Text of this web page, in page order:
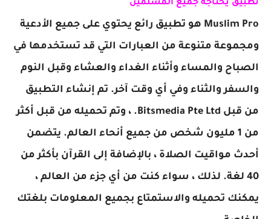
تطبيق يحتاجة جميع المسلمين
Muslim Pro هو تطبيق رائع يحتوي على جميع الأدعية
ومجموعة متنوعة من العبارات التي قد تستخدمها في
الصباح والمساء وأثناء الغداء والعشاء وقبل النوم
والسفر والثناء وفي أي وقت آخر. تم إنشاء التطبيق
من قبل Bitsmedia Pte Ltd. ، وتم تحميله من قبل أكثر
من 1 مليون
شخص من جميع أنحاء العالم. يتضمن
أحدث مواقيت الصلاة ، بالإضافة إلى القرآن بأكثر من
40 لغة. لذلك ، سواء كنت من أي جزء من العالم ،
يمكنك تحميله والاستمتاع بجميع المعلومات بلغتك